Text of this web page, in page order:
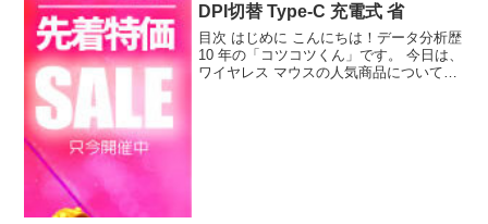
DPI切替 Type-C 充電式 省
目次 はじめに こんにちは！データ分析歴
10 年の「コツコツくん」です。 今日は、
ワイヤレス マウスの人気商品について徹